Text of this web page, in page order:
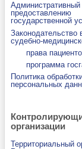
Административный
предоставлению
государственной
Законодательство
судебно-
права
программа
Политика
персональных
организации
Территориальный